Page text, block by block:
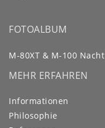
FOTOALBUM
M-80XT & M-100 Nacht
MEHR ERFAHREN
Informationen
Philosophie